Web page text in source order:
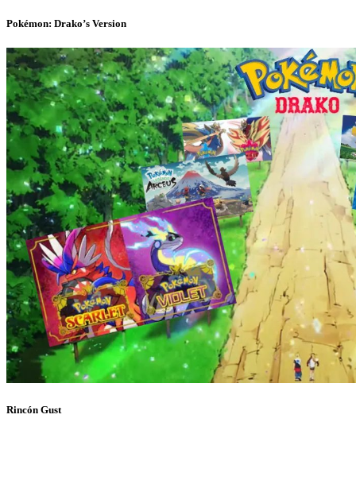
Pokémon: Drako’s Version
Rincón Gust